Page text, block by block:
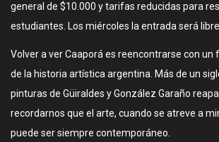
general de $10.000 y tarifas reducidas para
estudiantes. Los miércoles la entrada será
Volver a ver Caaporá es reencontrarse con
de la historia artística argentina. Más de un
pinturas de Güiraldes y González Garaño
recordarnos que el arte, cuando se atreve a
puede ser siempre contemporáneo.